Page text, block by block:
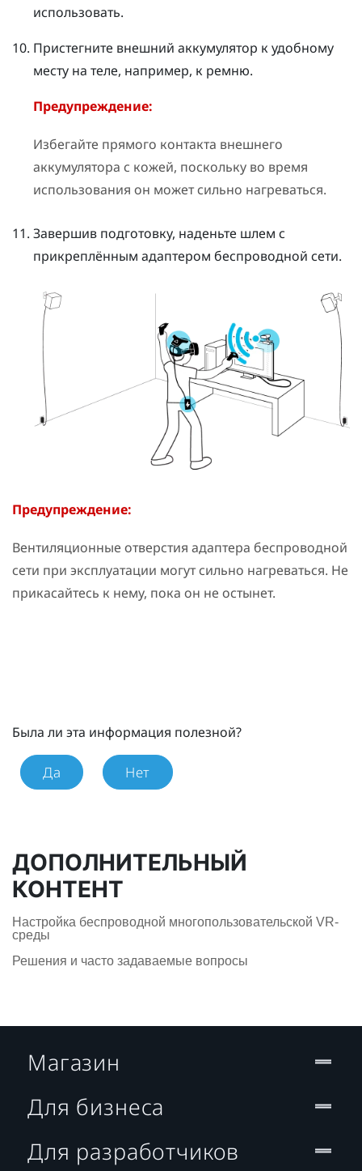
использовать.
Пристегните внешний аккумулятор к удобному
месту на теле, например, к ремню.
Предупреждение:
Избегайте прямого контакта внешнего
аккумулятора с кожей, поскольку во время
использования он может сильно нагреваться.
Завершив подготовку, наденьте шлем с
прикреплённым адаптером беспроводной сети.
Предупреждение:
Вентиляционные отверстия адаптера беспроводной
сети при эксплуатации могут сильно нагреваться. Не
прикасайтесь к нему, пока он не остынет.
Была ли эта информация полезной?
Да Нет
ДОПОЛНИТЕЛЬНЫЙ
КОНТЕНТ
Настройка беспроводной многопользовательской VR-
среды
Решения и часто задаваемые вопросы
Магазин
Для бизнеса
Для разработчиков